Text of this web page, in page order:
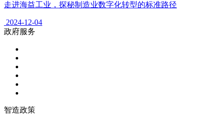
走进海益工业，探秘制造业数字化转型的标准路径
2024-12-04
政府服务
智造政策